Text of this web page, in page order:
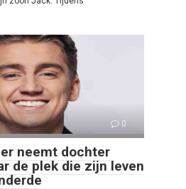
0
neemt dochter
de plek die zijn leven